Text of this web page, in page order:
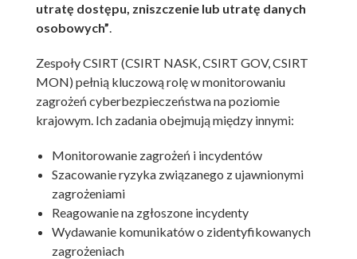
utratę dostępu, zniszczenie lub utratę danych
osobowych”.
Zespoły CSIRT (CSIRT NASK, CSIRT GOV, CSIRT
MON) pełnią kluczową rolę w monitorowaniu
zagrożeń cyberbezpieczeństwa na poziomie
krajowym. Ich zadania obejmują między innymi:
Monitorowanie zagrożeń i incydentów
Szacowanie ryzyka związanego z ujawnionymi
zagrożeniami
Reagowanie na zgłoszone incydenty
Wydawanie komunikatów o zidentyfikowanych
zagrożeniach